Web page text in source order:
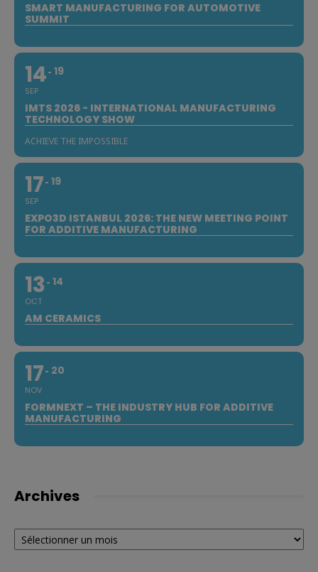
SMART MANUFACTURING FOR AUTOMOTIVE
SUMMIT
14
SEP
19
IMTS 2026 - INTERNATIONAL MANUFACTURING
TECHNOLOGY SHOW
ACHIEVE THE IMPOSSIBLE
17
SEP
19
EXPO3D ISTANBUL 2026: THE NEW MEETING POINT
FOR ADDITIVE MANUFACTURING
13
OCT
14
AM CERAMICS
17
NOV
20
FORMNEXT – THE INDUSTRY HUB FOR ADDITIVE
MANUFACTURING
Archives
Archives